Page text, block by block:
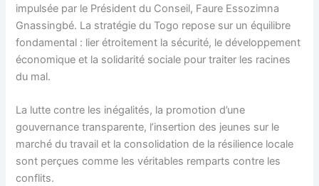
impulsée par le Président du Conseil, Faure Essozimna
Gnassingbé. La stratégie du Togo repose sur un équilibre
fondamental : lier étroitement la sécurité, le développement
économique et la solidarité sociale pour traiter les racines
du mal.
La lutte contre les inégalités, la promotion d’une
gouvernance transparente, l’insertion des jeunes sur le
marché du travail et la consolidation de la résilience locale
sont perçues comme les véritables remparts contre les
conflits.